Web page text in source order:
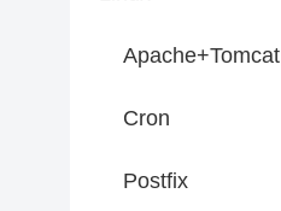
Apache+Tomcat
Cron
Postfix